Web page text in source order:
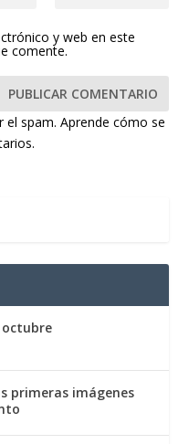
y web en este
comente.
el spam.Aprende cómo se
octubre
primeras imágenes